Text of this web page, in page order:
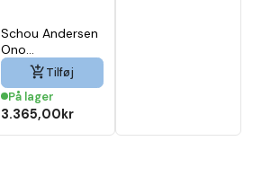
Schou Andersen
Ono
Fodskammel
justerbar
Tilføj
På lager
3.365,00kr